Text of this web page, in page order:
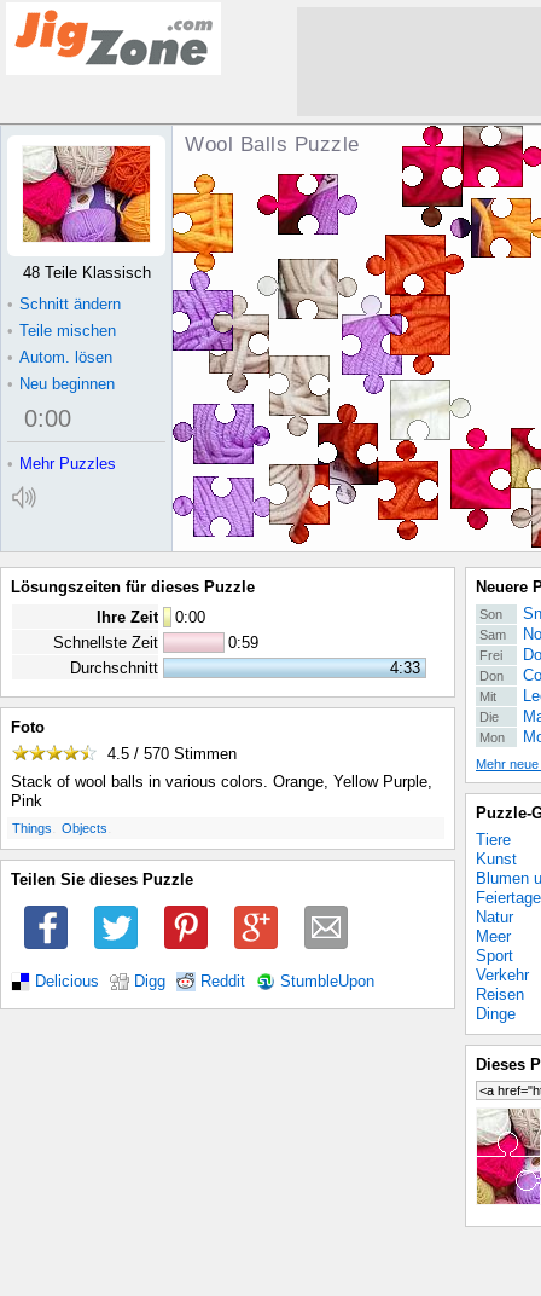
Wool Balls Puzzle
48 Teile Klassisch
• Schnitt ändern
• Teile mischen
• Autom. lösen
• Neu beginnen
0:00
• Mehr Puzzles
Lösungszeiten für dieses Puzzle
Ihre Zeit
0:00
Schnellste Zeit
0:59
Durchschnitt
4:33
Foto
4.5 / 570 Stimmen
Stack of wool balls in various colors. Orange, Yellow Purple,
Pink
Things Objects
Teilen Sie dieses Puzzle
Delicious Digg Reddit StumbleUpon
Neuere
Son
Sam
Frei
Don
Mit
Die
Mon
Mehr
Puzzle-
Tiere
Kunst
Blumen
Feiertage
Natur
Meer
Sport
Verkehr
Reisen
Dinge
Dieses